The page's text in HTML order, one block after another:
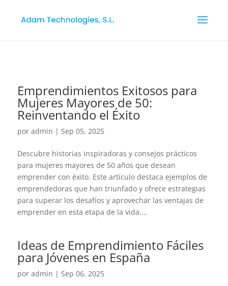
Emprendimientos Exitosos para
Mujeres Mayores de 50:
Reinventando el Éxito
por admin | Sep 05, 2025
Descubre historias inspiradoras y consejos prácticos
para mujeres mayores de 50 años que desean
emprender con éxito. Este artículo destaca ejemplos de
emprendedoras que han triunfado y ofrece estrategias
para superar los desafíos y aprovechar las ventajas de
emprender en esta etapa de la vida....
Ideas de Emprendimiento Fáciles
para Jóvenes en España
por admin | Sep 06, 2025